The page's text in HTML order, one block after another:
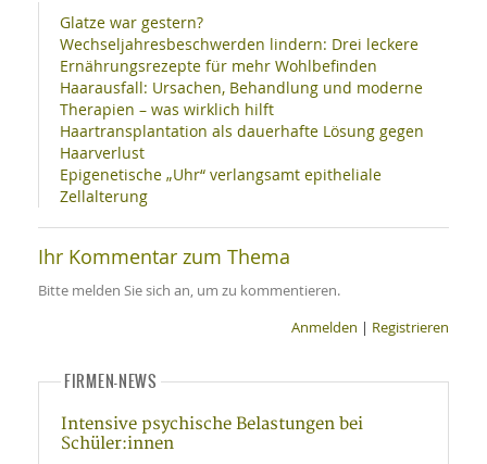
Glatze war gestern?
Wechseljahresbeschwerden lindern: Drei leckere
Ernährungsrezepte für mehr Wohlbefinden
Haarausfall: Ursachen, Behandlung und moderne
Therapien – was wirklich hilft
Haartransplantation als dauerhafte Lösung gegen
Haarverlust
Epigenetische „Uhr“ verlangsamt epitheliale
Zellalterung
Ihr Kommentar zum Thema
Bitte melden Sie sich an, um zu kommentieren.
Anmelden | Registrieren
FIRMEN-NEWS
Intensive psychische Belastungen bei
Schüler:innen